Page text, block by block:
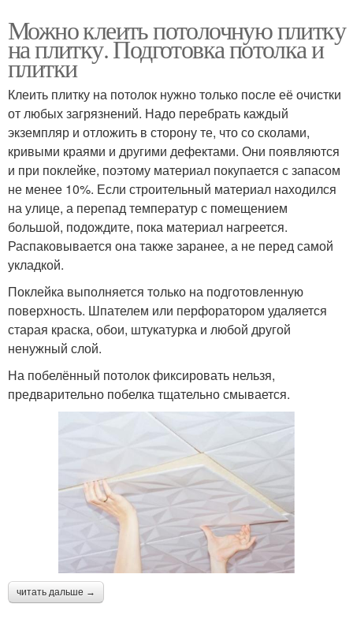
Можно клеить потолочную плитку
на плитку. Подготовка потолка и
плитки
Клеить плитку на потолок нужно только после её очистки
от любых загрязнений. Надо перебрать каждый
экземпляр и отложить в сторону те, что со сколами,
кривыми краями и другими дефектами. Они появляются
и при поклейке, поэтому материал покупается с запасом
не менее 10%. Если строительный материал находился
на улице, а перепад температур с помещением
большой, подождите, пока материал нагреется.
Распаковывается она также заранее, а не перед самой
укладкой.
Поклейка выполняется только на подготовленную
поверхность. Шпателем или перфоратором удаляется
старая краска, обои, штукатурка и любой другой
ненужный слой.
На побелённый потолок фиксировать нельзя,
предварительно побелка тщательно смывается.
читать дальше →